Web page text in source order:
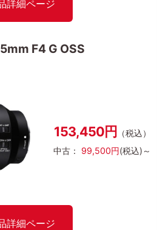
詳細ページ
F4 G OSS
153,450円 （税込）
中古： 99,500円(税込)～
詳細ページ